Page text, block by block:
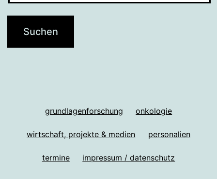
grundlagenforschung onkologie
wirtschaft, projekte & medien personalien
termine impressum / datenschutz